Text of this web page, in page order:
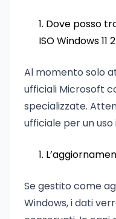
Dove posso
ISO Windows 11
Al momento solo
ufficiali Microsoft
specializzate.
ufficiale per un uso
Se gestito come
Windows, i dati